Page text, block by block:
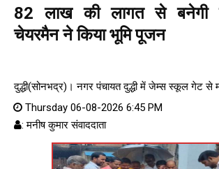
82 लाख की लागत से बनेगी
चेयरमैन ने किया भूमि पूजन
दुद्धी(सोनभद्र)। नगर पंचायत दुद्धी में जेम्स स्कूल गेट से
Thursday 06-08-2026 6:45 PM
: मनीष कुमार संवाददाता